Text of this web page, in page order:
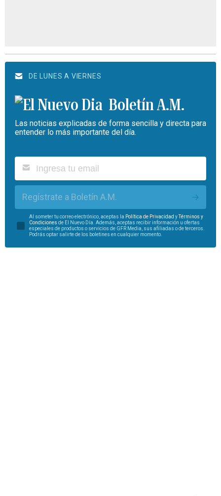
DE LUNES A VIERNES
Boletín A.M.
Las noticias explicadas de forma sencilla y directa para
entender lo más importante del día.
Regístrate a Boletín A.M.
Al someter tu correo electrónico, aceptas la Política de Privacidad yTérminos y
Condiciones de El Nuevo Día. Además, aceptas recibir información u ofertas
especiales de productos o servicios de GFR Media, sus afiliadas o de terceros.
Podrás optar salirte de los boletines en cualquier momento.